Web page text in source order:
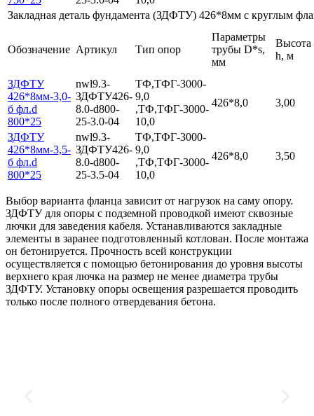
Закладная деталь фундамента (ЗДФТУ) 426*8мм с круглым
Обозначение Артикул Тип опор
Параметры
трубы D*s,
мм
Высота
h, м
ЗДФТУ
426*8мм-3,0-
б фл.d
800*25
nwl9.3-
ЗДФТУ426-
8.0-d800-
25-3.0-04
ТФ,ТФГ-3000-
9,0
,ТФ,ТФГ-3000-
10,0
426*8,0 3,00
ЗДФТУ
426*8мм-3,5-
б фл.d
800*25
nwl9.3-
ЗДФТУ426-
8.0-d800-
25-3.5-04
ТФ,ТФГ-3000-
9,0
,ТФ,ТФГ-3000-
10,0
426*8,0 3,50
Выбор варианта фланца зависит от нагрузок на саму опору.
ЗДФТУ для опоры с подземной проводкой имеют сквозные
лючки для заведения кабеля. Устанавливаются закладные
элементы в заранее подготовленный котлован. После монтажа
он бетонируется. Прочность всей конструкции
осуществляется с помощью бетонирования до уровня высоты
верхнего края лючка на размер не менее диаметра трубы
ЗДФТУ. Установку опоры освещения разрешается проводить
только после полного отвердевания бетона.